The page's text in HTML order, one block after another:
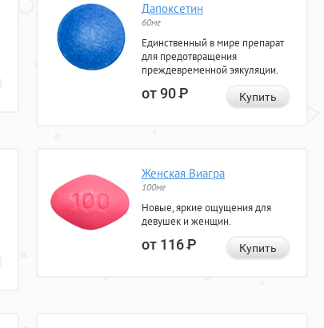
Дапоксетин
60мг
Единственный в мире препарат
для предотвращения
преждевременной эякуляции.
от 90Р Купить
Женская Виагра
100мг
Новые, яркие ощущения для
девушек и женщин.
от 116Р Купить